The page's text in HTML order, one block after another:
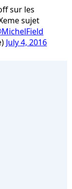
sur les
sujet
July 4, 2016